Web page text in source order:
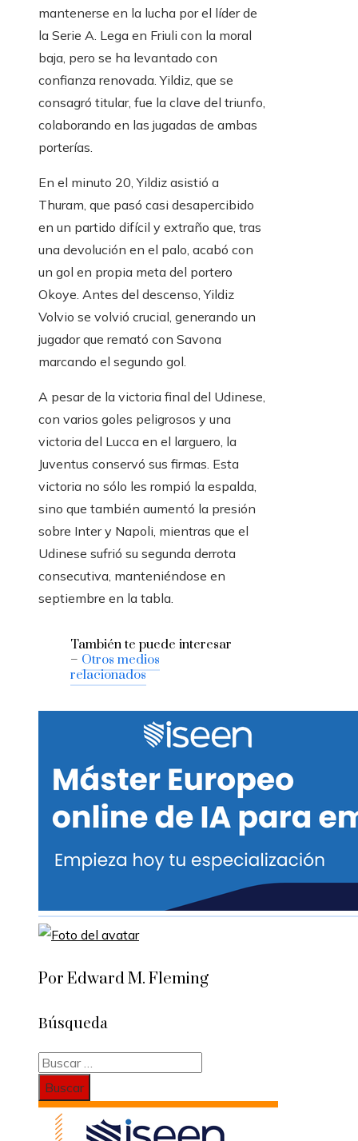
mantenerse en la lucha por el líder de
la Serie A. Lega en Friuli con la moral
baja, pero se ha levantado con
confianza renovada. Yildiz, que se
consagró titular, fue la clave del triunfo,
colaborando en las jugadas de ambas
porterías.
En el minuto 20, Yildiz asistió a
Thuram, que pasó casi desapercibido
en un partido difícil y extraño que, tras
una devolución en el palo, acabó con
un gol en propia meta del portero
Okoye. Antes del descenso, Yildiz
Volvio se volvió crucial, generando un
jugador que remató con Savona
marcando el segundo gol.
A pesar de la victoria final del Udinese,
con varios goles peligrosos y una
victoria del Lucca en el larguero, la
Juventus conservó sus firmas. Esta
victoria no sólo les rompió la espalda,
sino que también aumentó la presión
sobre Inter y Napoli, mientras que el
Udinese sufrió su segunda derrota
consecutiva, manteniéndose en
septiembre en la tabla.
También te puede interesar
– Otros medios
relacionados
Por Edward M. Fleming
Búsqueda
Buscar: